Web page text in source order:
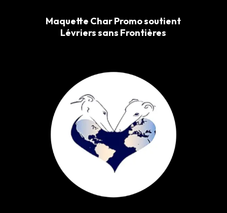
Maquette Char Promo soutient
Lévriers sans Frontières